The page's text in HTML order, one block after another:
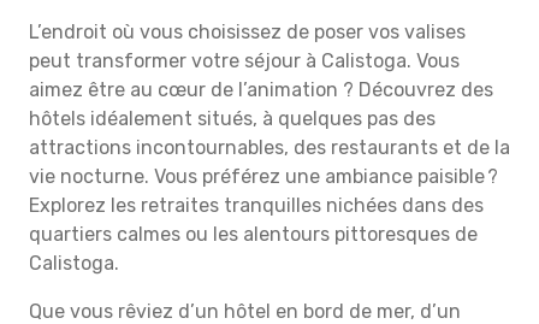
L’endroit où vous choisissez de poser vos valises
peut transformer votre séjour à Calistoga. Vous
aimez être au cœur de l’animation ? Découvrez des
hôtels idéalement situés, à quelques pas des
attractions incontournables, des restaurants et de la
vie nocturne. Vous préférez une ambiance paisible ?
Explorez les retraites tranquilles nichées dans des
quartiers calmes ou les alentours pittoresques de
Calistoga.
Que vous rêviez d’un hôtel en bord de mer, d’un